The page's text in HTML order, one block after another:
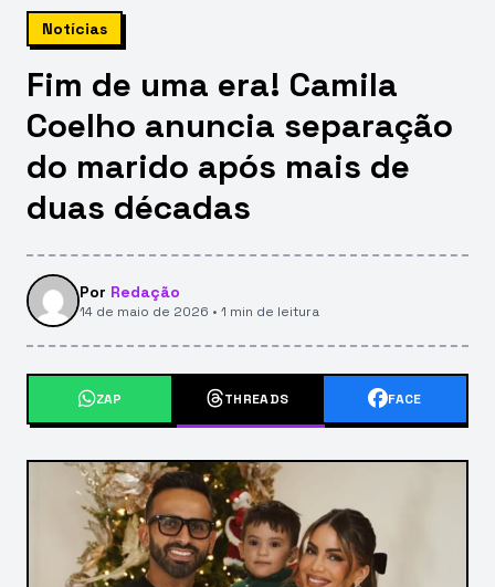
Notícias
Fim de uma era! Camila
Coelho anuncia separação
do marido após mais de
duas décadas
Por Redação
14 de maio de 2026 • 1 min de leitura
ZAP THREADS FACE